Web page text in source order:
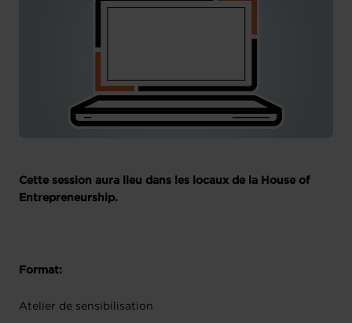
Cette session aura lieu dans les locaux de la House of
Entrepreneurship.
Format:
Atelier de sensibilisation